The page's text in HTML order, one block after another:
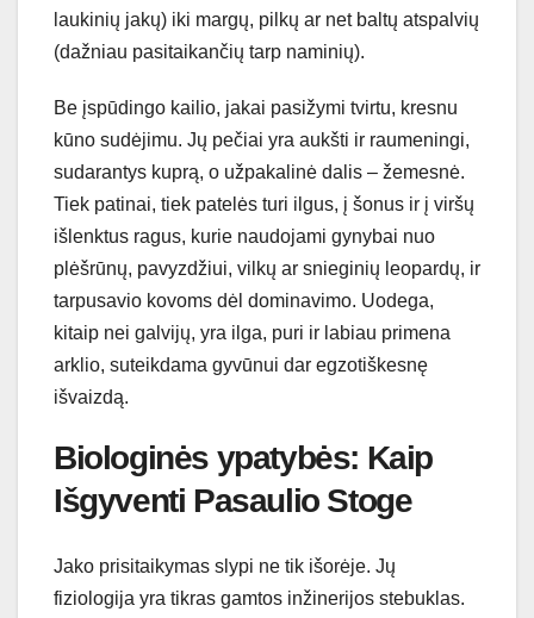
laukinių jakų) iki margų, pilkų ar net baltų atspalvių
(dažniau pasitaikančių tarp naminių).
Be įspūdingo kailio, jakai pasižymi tvirtu, kresnu
kūno sudėjimu. Jų pečiai yra aukšti ir raumeningi,
sudarantys kuprą, o užpakalinė dalis – žemesnė.
Tiek patinai, tiek patelės turi ilgus, į šonus ir į viršų
išlenktus ragus, kurie naudojami gynybai nuo
plėšrūnų, pavyzdžiui, vilkų ar snieginių leopardų, ir
tarpusavio kovoms dėl dominavimo. Uodega,
kitaip nei galvijų, yra ilga, puri ir labiau primena
arklio, suteikdama gyvūnui dar egzotiškesnę
išvaizdą.
Biologinės ypatybės: Kaip
Išgyventi Pasaulio Stoge
Jako prisitaikymas slypi ne tik išorėje. Jų
fiziologija yra tikras gamtos inžinerijos stebuklas.